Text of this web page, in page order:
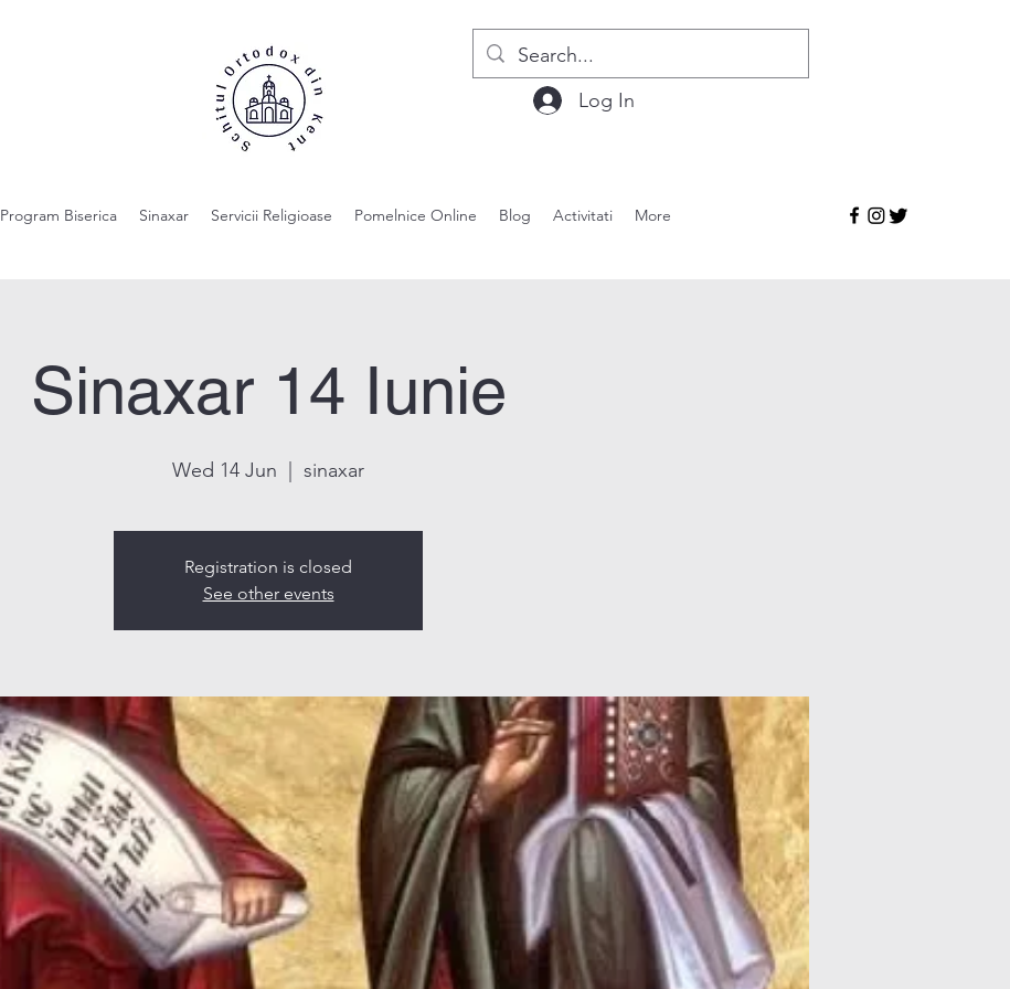
Log In
Program Biserica Sinaxar Servicii Religioase Pomelnice Online Blog Activitati More
Sinaxar 14 Iunie
Wed 14 Jun sinaxar
Registration is closed
See other events